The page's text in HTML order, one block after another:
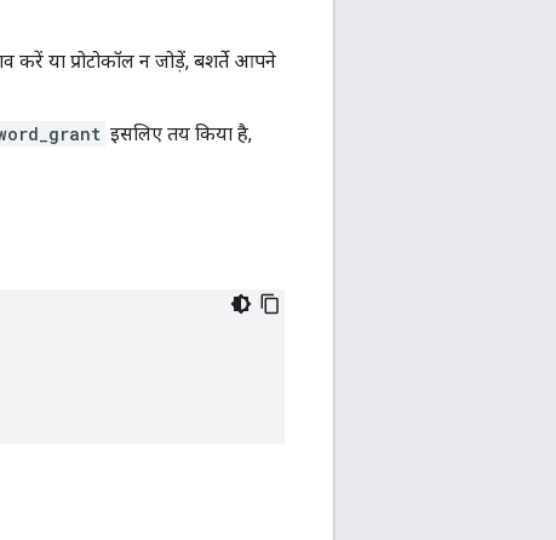
या प्रोटोकॉल न जोड़ें, बशर्ते आपने
इसलिए तय किया है,